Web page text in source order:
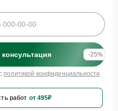
консультация -25%
политикой конфиденциальности
работ от 495₽